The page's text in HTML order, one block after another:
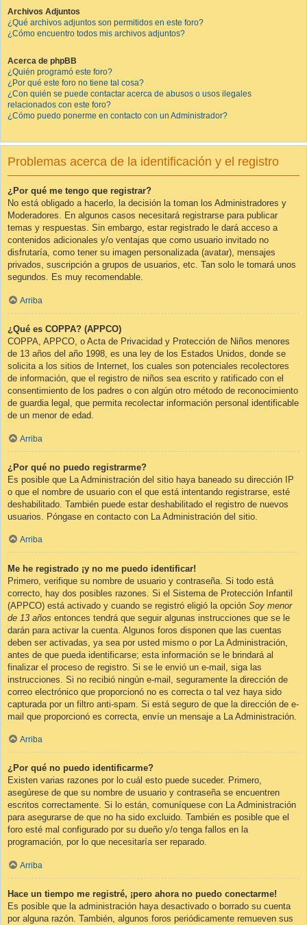
Archivos Adjuntos
¿Qué archivos adjuntos son permitidos en este foro?
¿Cómo encuentro todos mis archivos adjuntos?
Acerca de phpBB
¿Quién programó este foro?
¿Por qué este foro no tiene tal cosa?
¿Con quién se puede contactar acerca de abusos o usos ilegales
relacionados con este foro?
¿Cómo puedo ponerme en contacto con un Administrador?
Problemas acerca de la identificación y el registro
¿Por qué me tengo que registrar?
No está obligado a hacerlo, la decisión la toman los Administradores y
Moderadores. En algunos casos necesitará registrarse para publicar
temas y respuestas. Sin embargo, estar registrado le dará acceso a
contenidos adicionales y/o ventajas que como usuario invitado no
disfrutaría, como tener su imagen personalizada (avatar), mensajes
privados, suscripción a grupos de usuarios, etc. Tan solo le tomará unos
segundos. Es muy recomendable.
Arriba
¿Qué es COPPA? (APPCO)
COPPA, APPCO, o Acta de Privacidad y Protección de Niños menores
de 13 años del año 1998, es una ley de los Estados Unidos, donde se
solicita a los sitios de Internet, los cuales son potenciales recolectores
de información, que el registro de niños sea escrito y ratificado con el
consentimiento de los padres o con algún otro método de reconocimiento
de guardia legal, que permita recolectar información personal identificable
de un menor de edad.
Arriba
¿Por qué no puedo registrarme?
Es posible que La Administración del sitio haya baneado su dirección IP
o que el nombre de usuario con el que está intentando registrarse, esté
deshabilitado. También puede estar deshabilitado el registro de nuevos
usuarios. Póngase en contacto con La Administración del sitio.
Arriba
Me he registrado ¡y no me puedo identificar!
Primero, verifique su nombre de usuario y contraseña. Si todo está
correcto, hay dos posibles razones. Si el Sistema de Protección Infantil
(APPCO) está activado y cuando se registró eligió la opción Soy menor
de 13 años entonces tendrá que seguir algunas instrucciones que se le
darán para activar la cuenta. Algunos foros disponen que las cuentas
deben ser activadas, ya sea por usted mismo o por La Administración,
antes de que pueda identificarse; esta información se le brindará al
finalizar el proceso de registro. Si se le envió un e-mail, siga las
instrucciones. Si no recibió ningún e-mail, seguramente la dirección de
correo electrónico que proporcionó no es correcta o tal vez haya sido
capturada por un filtro anti-spam. Si está seguro de que la dirección de e-
mail que proporcionó es correcta, envíe un mensaje a La Administración.
Arriba
¿Por qué no puedo identificarme?
Existen varias razones por lo cuál esto puede suceder. Primero,
asegúrese de que su nombre de usuario y contraseña se encuentren
escritos correctamente. Si lo están, comuníquese con La Administración
para asegurarse de que no ha sido excluido. También es posible que el
foro esté mal configurado por su dueño y/o tenga fallos en la
programación, por lo que necesitaría ser reparado.
Arriba
Hace un tiempo me registré, ¡pero ahora no puedo conectarme!
Es posible que la administración haya desactivado o borrado su cuenta
por alguna razón. También, algunos foros periódicamente remueven sus